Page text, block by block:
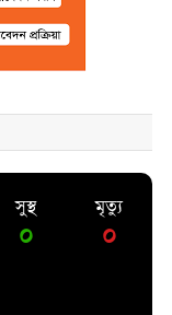
সুস্থ
০
মৃত্যু
০